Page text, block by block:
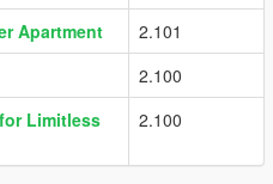
Apartment
2.101
2.100
Limitless
2.100